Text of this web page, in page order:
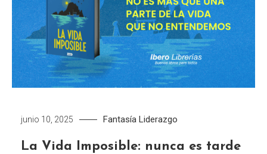
junio 10, 2025 Fantasía Liderazgo
La Vida Imposible: nunca es tarde